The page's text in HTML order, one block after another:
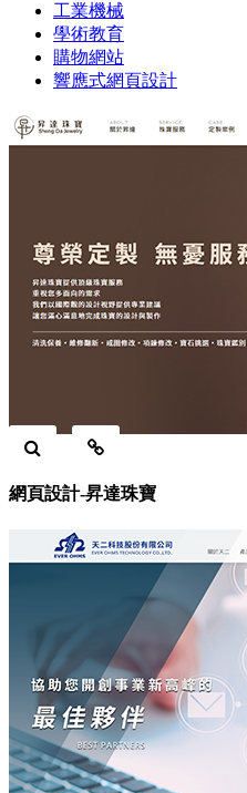
工業機械
學術教育
購物網站
響應式網頁設計
網頁設計-昇達珠寶